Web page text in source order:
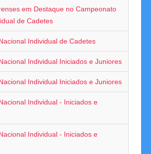
Regionais
de Equipas
Resultados
em Destaque no Campeonato
de Cadetes
Individual de Cadetes
Individual Iniciados e Juniores
Individual Iniciados e Juniores
Individual - Iniciados e
Individual - Iniciados e